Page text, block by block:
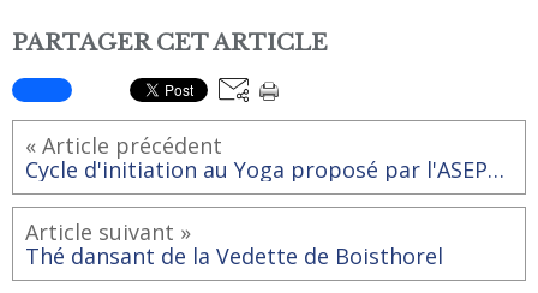
PARTAGER CET ARTICLE
« Article précédent
Cycle d'initiation au Yoga proposé par l'ASEPT Normandie
Article suivant »
Thé dansant de la Vedette de Boisthorel